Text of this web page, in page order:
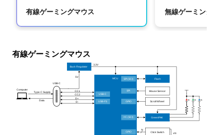
フレキシブルな電源入力は、幅広いDC電源に対応
からでもマウスを充電して使用できるため、携帯性
有線ゲーミングマウス 無線ゲーミング
有線ゲーミングマウス
CC2
USB-C
Type-C Supply
Data
CC1
D+
D-
5V
3.3V
Flash
Mouse Sensor
Scroll Wheel
Computer
Click Switch
N
xN
Buck Regulator
GreenPAK
MCU
USB-C
USB-FS
SPI (SCI)
SPI
GPIO
I2C (SCI)
GPIO